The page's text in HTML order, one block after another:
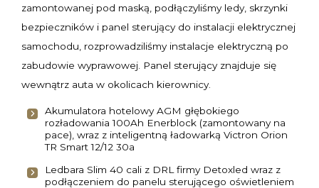
zamontowanej pod maską, podłączyliśmy ledy, skrzynki
bezpieczników i panel sterujący do instalacji elektrycznej
samochodu, rozprowadziliśmy instalacje elektryczną po
zabudowie wyprawowej. Panel sterujący znajduje się
wewnątrz auta w okolicach kierownicy.
Akumulatora hotelowy AGM głębokiego
rozładowania 100Ah Enerblock (zamontowany na
pace), wraz z inteligentną ładowarką Victron Orion
TR Smart 12/12 30a
Ledbara Slim 40 cali z DRL firmy Detoxled wraz z
podłączeniem do panelu sterującego oświetleniem